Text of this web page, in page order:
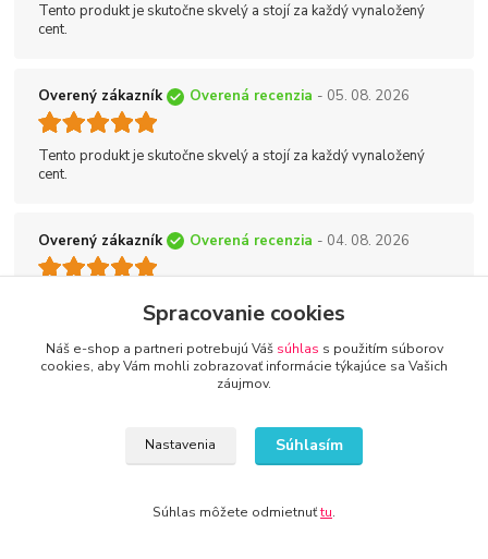
Tento produkt je skutočne skvelý a stojí za každý vynaložený
cent.
Overený zákazník Overená recenzia - 05. 08. 2026
Tento produkt je skutočne skvelý a stojí za každý vynaložený
cent.
Overený zákazník Overená recenzia - 04. 08. 2026
Vynikajúci produkt! Odporúčam
Overený zákazník Overená recenzia - 04. 08. 2026
Tento obchod je jednoznačne moja prvá voľba pri nákupe
Tovar zaradený v kategóriách
Spracovanie cookies
Náš e-shop a partneri potrebujú Váš súhlas s použitím súborov
cookies, aby Vám mohli zobrazovať informácie týkajúce sa Vašich
záujmov.
Nastavenia Súhlasím
Súhlas môžete odmietnuťtu.